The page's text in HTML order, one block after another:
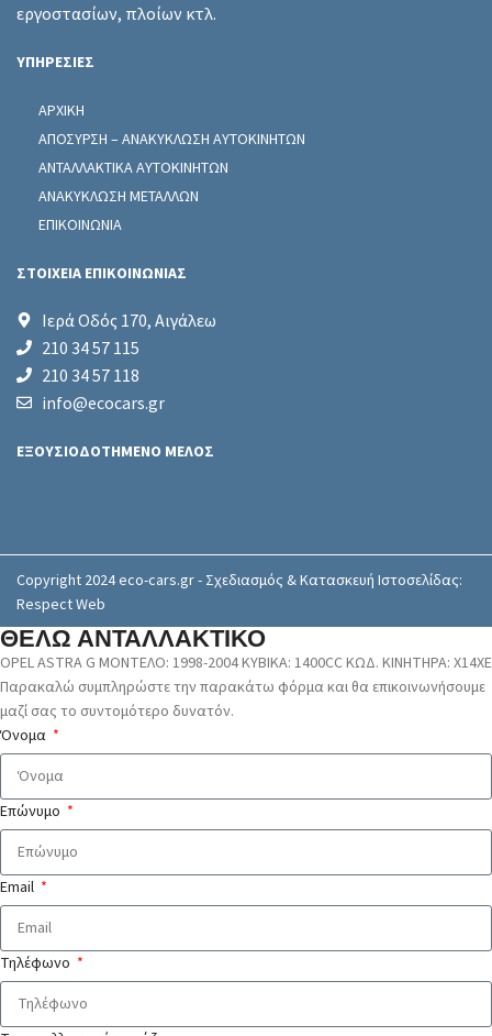
εργοστασίων, πλοίων κτλ.
ΥΠΗΡΕΣΙΕΣ
ΑΡΧΙΚΗ
ΑΠΟΣΥΡΣΗ – ΑΝΑΚΥΚΛΩΣΗ ΑΥΤΟΚΙΝΗΤΩΝ
ΑΝΤΑΛΛΑΚΤΙΚΑ ΑΥΤΟΚΙΝΗΤΩΝ
ΑΝΑΚΥΚΛΩΣΗ ΜΕΤΑΛΛΩΝ
ΕΠΙΚΟΙΝΩΝΙΑ
ΣΤΟΙΧΕΙΑ ΕΠΙΚΟΙΝΩΝΙΑΣ
Ιερά Οδός 170, Αιγάλεω
210 34 57 115
210 34 57 118
info@ecocars.gr
ΕΞΟΥΣΙΟΔΟΤΗΜΕΝΟ ΜΕΛΟΣ
Copyright 2024 eco-cars.gr - Σχεδιασμός & Κατασκευή Ιστοσελίδας:
Respect Web
ΘΕΛΩ ΑΝΤΑΛΛΑΚΤΙΚΟ
OPEL ASTRA G ΜΟΝΤΕΛΟ: 1998-2004 ΚΥΒΙΚΑ: 1400CC ΚΩΔ. ΚΙΝΗΤΗΡΑ: X14XE
Παρακαλώ συμπληρώστε την παρακάτω φόρμα και θα επικοινωνήσουμε
μαζί σας το συντομότερο δυνατόν.
Όνομα
Επώνυμο
Email
Τηλέφωνο